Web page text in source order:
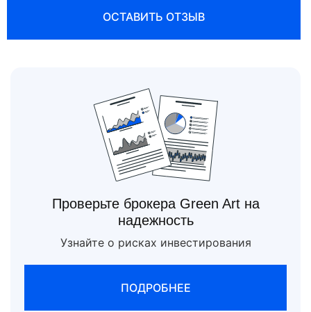
ОСТАВИТЬ ОТЗЫВ
Проверьте брокера Green Art на
надежность
Узнайте о рисках инвестирования
ПОДРОБНЕЕ